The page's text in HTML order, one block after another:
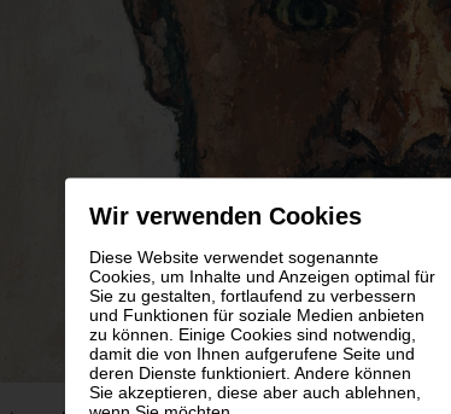
Wir verwenden Cookies
Diese Website verwendet sogenannte
Cookies, um Inhalte und Anzeigen optimal für
Sie zu gestalten, fortlaufend zu verbessern
und Funktionen für soziale Medien anbieten
zu können. Einige Cookies sind notwendig,
damit die von Ihnen aufgerufene Seite und
deren Dienste funktioniert. Andere können
Sie akzeptieren, diese aber auch ablehnen,